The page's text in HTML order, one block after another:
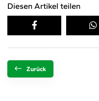
Diesen Artikel teilen
Zurück